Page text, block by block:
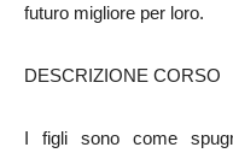
futuro migliore per loro.
DESCRIZIONE CORSO
I figli sono come